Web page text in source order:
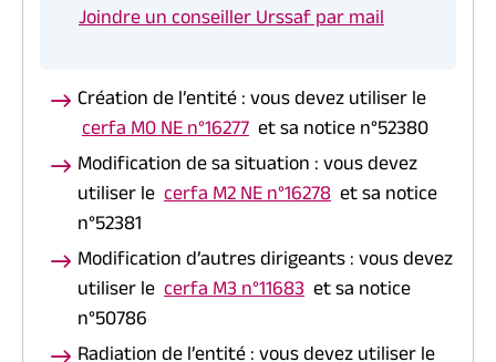
Joindre un conseiller Urssaf par mail
Création de l’entité : vous devez utiliser le
cerfa M0 NE n°16277 et sa notice n°52380
Modification de sa situation : vous devez
utiliser le cerfa M2 NE n°16278 et sa notice
n°52381
Modification d’autres dirigeants : vous devez
utiliser le cerfa M3 n°11683 et sa notice
n°50786